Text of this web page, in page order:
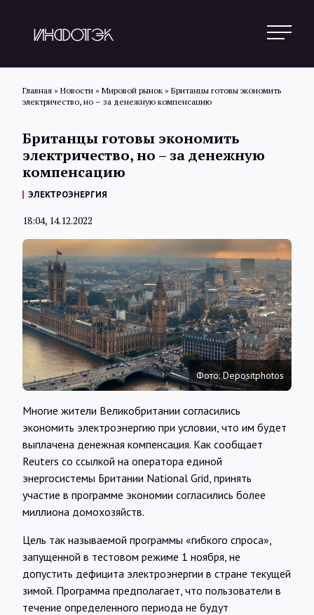
Новости
Обзоры
Интервью
Карты
О нас
@Infotek_Russia
Главная » Новости » Мировой рынок » Британцы готовы экономить
электричество, но – за денежную компенсацию
Британцы готовы экономить
электричество, но – за денежную
компенсацию
ЭЛЕКТРОЭНЕРГИЯ
18:04, 14.12.2022
Фото: Depositphotos
Многие жители Великобритании согласились
экономить электроэнергию при условии, что им будет
выплачена денежная компенсация. Как сообщает
Reuters со ссылкой на оператора единой
энергосистемы Британии National Grid, принять
участие в программе экономии согласились более
миллиона домохозяйств.
Цель так называемой программы «гибкого спроса»,
запущенной в тестовом режиме 1 ноября, не
допустить дефицита электроэнергии в стране текущей
зимой. Программа предполагает, что пользователи в
течение определенного периода не будут